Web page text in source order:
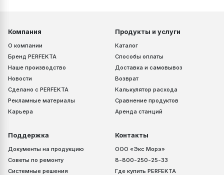
Компания
О компании
Бренд PERFEKTA
Наше производство
Новости
Сделано с PERFEKTA
Рекламные материалы
Карьера
Продукты и услуги
Каталог
Способы оплаты
Доставка и самовывоз
Возврат
Калькулятор расхода
Сравнение продуктов
Аренда станций
Поддержка
Документы на продукцию
Советы по ремонту
Системные решения
Контакты
ООО «Экс Морэ»
8-800-250-25-33
Где купить PERFEKTA